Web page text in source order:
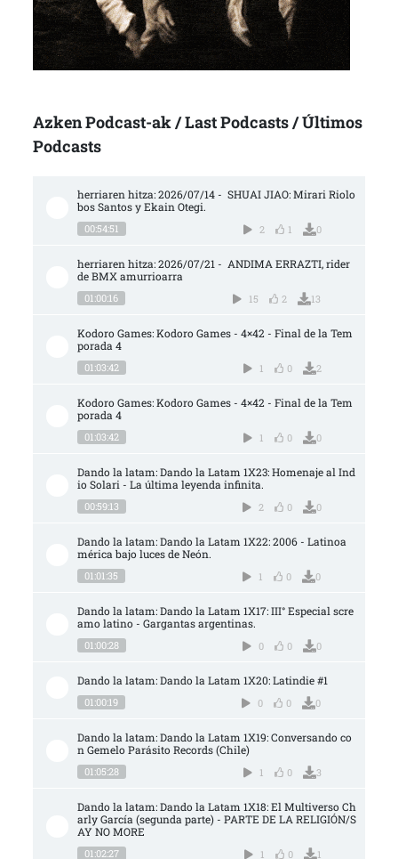
Azken Podcast-ak / Last Podcasts / Últimos
Podcasts
herriaren hitza: 2026/07/14 -  SHUAI JIAO: Mirari Riolo
bos Santos y Ekain Otegi.
00:54:51 2 1 0
herriaren hitza: 2026/07/21 -  ANDIMA ERRAZTI, rider
de BMX amurrioarra
01:00:16 15 2 13
Kodoro Games: Kodoro Games - 4×42 - Final de la Tem
porada 4
01:03:42 1 0 2
Kodoro Games: Kodoro Games - 4×42 - Final de la Tem
porada 4
01:03:42 1 0 0
Dando la latam: Dando la Latam 1X23: Homenaje al Ind
io Solari - La última leyenda infinita.
00:59:13 2 0 0
Dando la latam: Dando la Latam 1X22: 2006 - Latinoa
mérica bajo luces de Neón.
01:01:35 1 0 0
Dando la latam: Dando la Latam 1X17: III° Especial scre
amo latino - Gargantas argentinas.
01:00:28 0 0 0
Dando la latam: Dando la Latam 1X20: Latindie #1
01:00:19 0 0 0
Dando la latam: Dando la Latam 1X19: Conversando co
n Gemelo Parásito Records (Chile)
01:05:28 1 0 3
Dando la latam: Dando la Latam 1X18: El Multiverso Ch
arly García (segunda parte) - PARTE DE LA RELIGIÓN/S
AY NO MORE
01:02:27 1 0 1